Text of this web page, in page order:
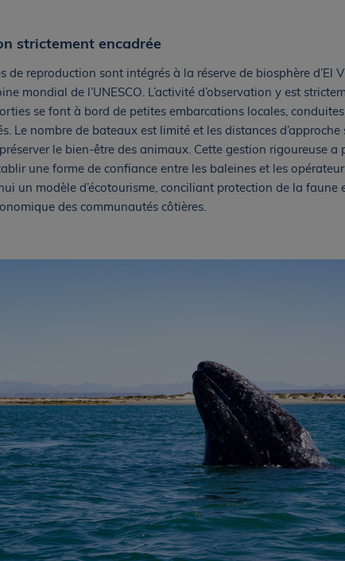
strictement encadrée
de reproduction sont intégrés à la réserve de biosphère d’El
mondial de l’UNESCO. L’activité d’observation y est
se font à bord de petites embarcations locales,
Le nombre de bateaux est limité et les distances d’approche
le bien-être des animaux. Cette gestion rigoureuse a
une forme de confiance entre les baleines et les
un modèle d’écotourisme, conciliant protection de la faune
des communautés côtières.